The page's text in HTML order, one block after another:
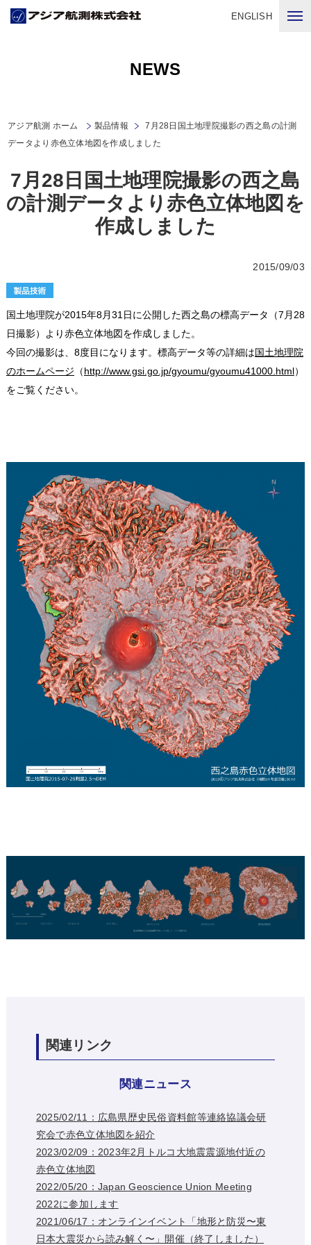
ENGLISH
NEWS
アジア航測 ホーム 製品情報
7月28日国土地理院撮影の西之島の計測
データより赤色立体地図を作成しました
7月28日国土地理院撮影の西之島
の計測データより赤色立体地図を
作成しました
2015/09/03
国土地理院が2015年8月31日に公開した西之島の標高データ（7月28
日撮影）より赤色立体地図を作成しました。
今回の撮影は、8度目になります。標高データ等の詳細は国土地理院
のホームページ （http://www.gsi.go.jp/gyoumu/gyoumu41000.html）
をご覧ください。
関連リンク
関連ニュース
2025/02/11：広島県歴史民俗資料館等連絡協議会研
究会で赤色立体地図を紹介
2023/02/09：2023年2月トルコ大地震震源地付近の
赤色立体地図
2022/05/20：Japan Geoscience Union Meeting
2022に参加します
2021/06/17：オンラインイベント「地形と防災〜東
日本大震災から読み解く〜」開催（終了しました）